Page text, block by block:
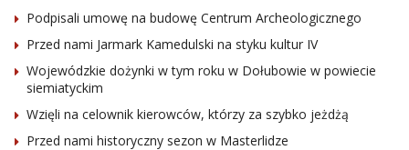
Podpisali umowę na budowę Centrum Archeologicznego
Przed nami Jarmark Kamedulski na styku kultur IV
Wojewódzkie dożynki w tym roku w Dołubowie w powiecie
siemiatyckim
Wzięli na celownik kierowców, którzy za szybko jeżdżą
Przed nami historyczny sezon w Masterlidze